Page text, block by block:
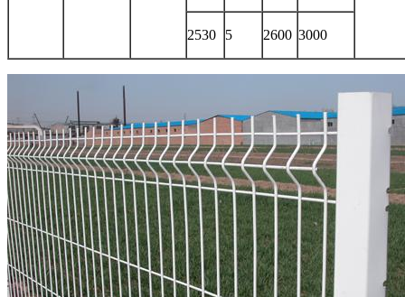
2530 5 2600 3000